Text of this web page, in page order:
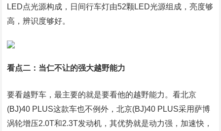
LED点光源构成，日间行车灯由52颗LED光源组成，亮度够
高，辨识度够好。
看点二：当仁不让的强大越野能力
要看越野车，最主要的就是要看他的越野能力。看北京
(BJ)40 PLUS这款车也不例外，北京(BJ)40 PLUS采用萨博
涡轮增压2.0T和2.3T发动机，其优势就是动力强，加速快，